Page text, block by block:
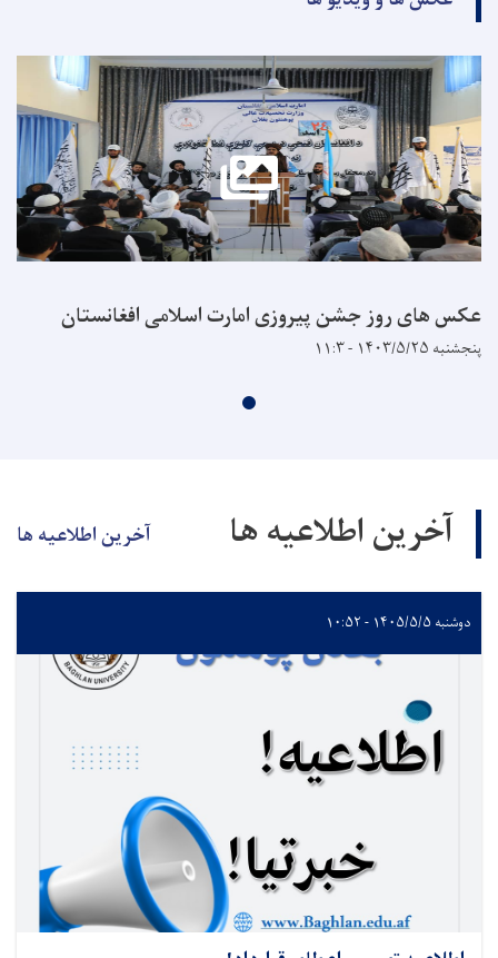
عکس های روز جشن پیروزی امارت اسلامی افغانستان
پنجشنبه ۱۴۰۳/۵/۲۵ - ۱۱:۳
آخرین اطلاعیه ها آخرین اطلاعیه ها
دوشنبه ۱۴۰۵/۵/۵ - ۱۰:۵۲